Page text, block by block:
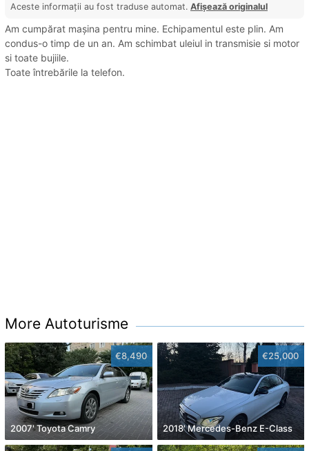
Aceste informații au fost traduse automat. Afișează originalul
Am cumpărat mașina pentru mine. Echipamentul este plin. Am
condus-o timp de un an. Am schimbat uleiul in transmisie si motor
si toate bujiile.
Toate întrebările la telefon.
More Autoturisme
€8,490
2007' Toyota Camry
€25,000
2018' Mercedes-Benz E-Class